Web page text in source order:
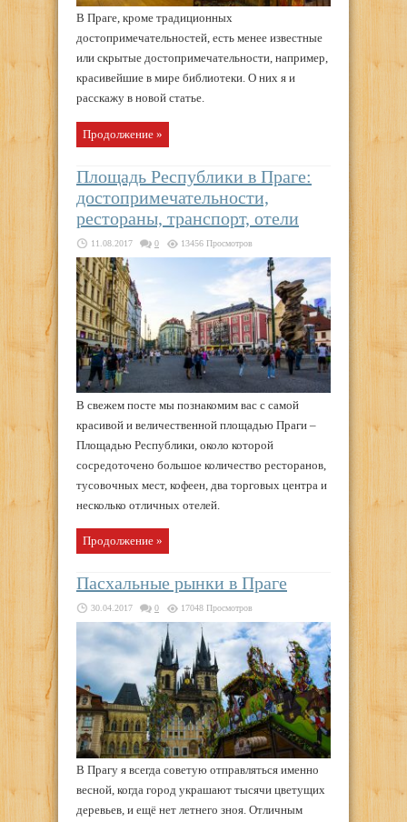
В Праге, кроме традиционных
достопримечательностей, есть менее известные
или скрытые достопримечательности, например,
красивейшие в мире библиотеки. О них я и
расскажу в новой статье.
Продолжение »
Площадь Республики в Праге:
достопримечательности,
рестораны, транспорт, отели
11.08.2017 0 13456 Просмотров
В свежем посте мы познакомим вас с самой
красивой и величественной площадью Праги –
Площадью Республики, около которой
сосредоточено большое количество ресторанов,
тусовочных мест, кофеен, два торговых центра и
несколько отличных отелей.
Продолжение »
Пасхальные рынки в Праге
30.04.2017 0 17048 Просмотров
В Прагу я всегда советую отправляться именно
весной, когда город украшают тысячи цветущих
деревьев, и ещё нет летнего зноя. Отличным